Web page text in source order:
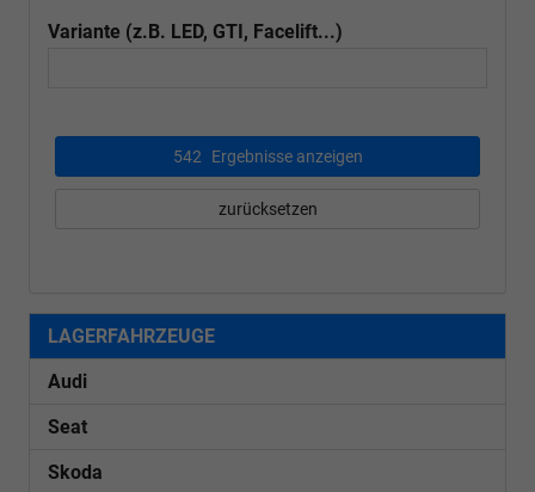
Variante (z.B. LED, GTI, Facelift...)
542 Ergebnisse anzeigen
zurücksetzen
LAGERFAHRZEUGE
Audi
Seat
Skoda